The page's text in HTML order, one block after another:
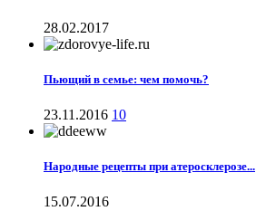
28.02.2017
Пьющий в семье: чем помочь?
23.11.2016 10
Народные рецепты при атеросклерозе...
15.07.2016